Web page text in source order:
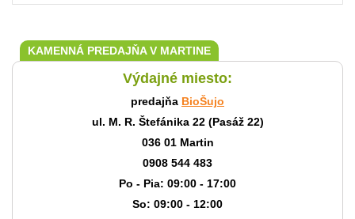
KAMENNÁ PREDAJŇA V MARTINE
Výdajné miesto:
predajňa BioŠujo
ul. M. R. Štefánika 22 (Pasáž 22)
036 01 Martin
0908 544 483
Po - Pia: 09:00 - 17:00
So: 09:00 - 12:00